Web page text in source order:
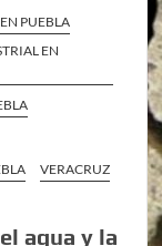
PUEBLA
EN
VERACRUZ
agua y la